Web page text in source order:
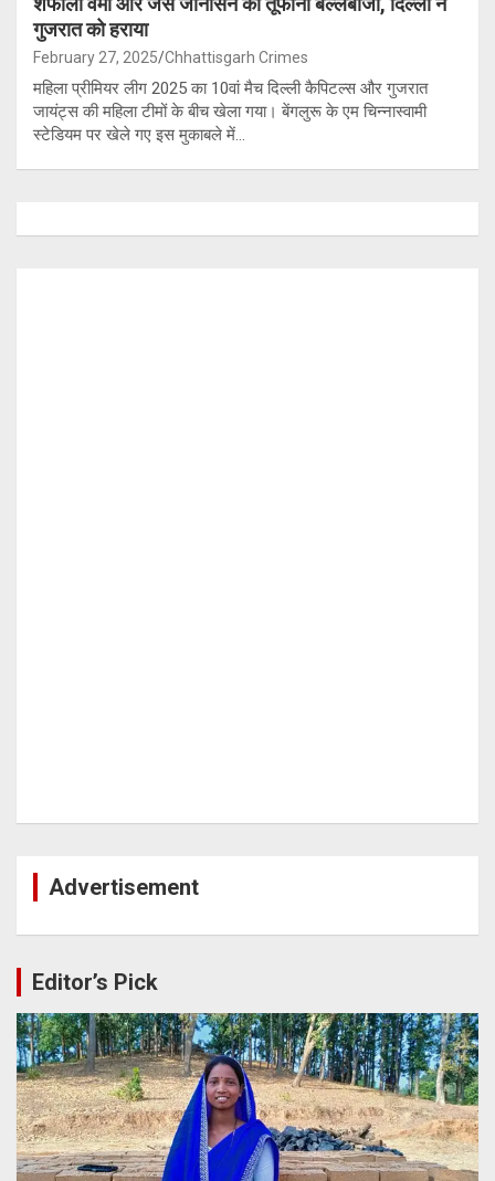
गुजरात को हराया
February 27, 2025 Chhattisgarh Crimes
महिला प्रीमियर लीग 2025 का 10वां मैच दिल्ली कैपिटल्स और गुजरात
जायंट्स की महिला टीमों के बीच खेला गया। बेंगलुरू के एम चिन्नास्वामी
स्टेडियम पर खेले गए इस मुकाबले में…
Advertisement
Editor’s Pick